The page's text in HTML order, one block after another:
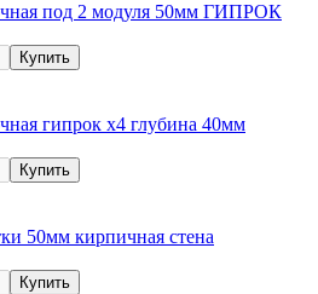
под 2 модуля 50мм ГИПРОК
гипрок х4 глубина 40мм
50мм кирпичная стена